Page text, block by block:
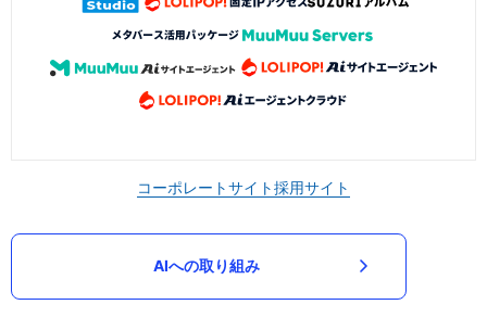
コーポレートサイト採用サイト
AIへの取り組み